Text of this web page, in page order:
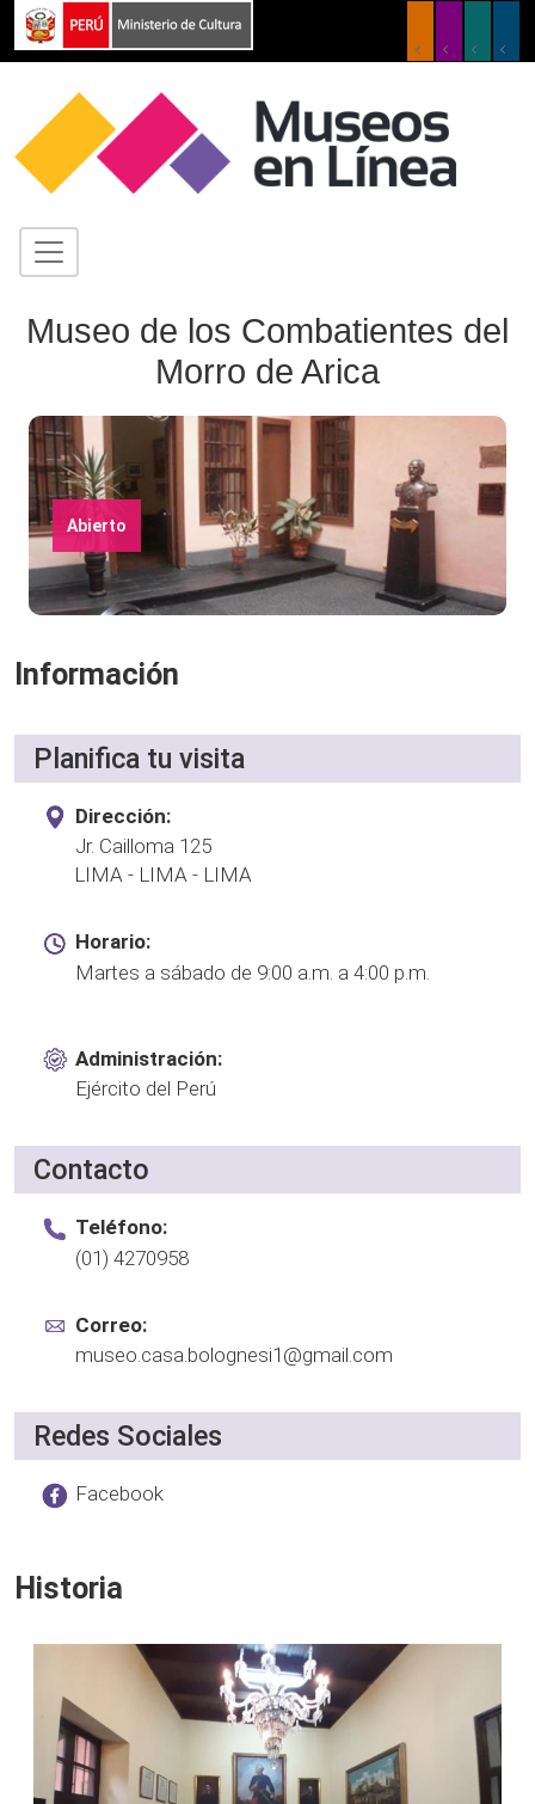
Museo de los Combatientes del
Morro de Arica
Abierto
Información
Planifica tu visita
Dirección:
Jr. Cailloma 125
LIMA - LIMA - LIMA
Horario:
Martes a sábado de 9:00 a.m. a 4:00 p.m.
Administración:
Ejército del Perú
Contacto
Teléfono:
(01) 4270958
Correo:
museo.casa.bolognesi1@gmail.com
Redes Sociales
Facebook
Historia